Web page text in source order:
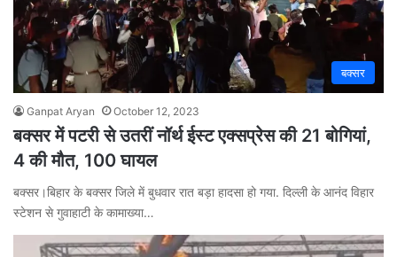
बक्सर
Ganpat Aryan October 12, 2023
बक्सर में पटरी से उतरीं नॉर्थ ईस्ट एक्सप्रेस की 21 बोगियां,
4 की मौत, 100 घायल
बक्सर।बिहार के बक्सर जिले में बुधवार रात बड़ा हादसा हो गया. दिल्ली के आनंद विहार
स्टेशन से गुवाहाटी के कामाख्या…